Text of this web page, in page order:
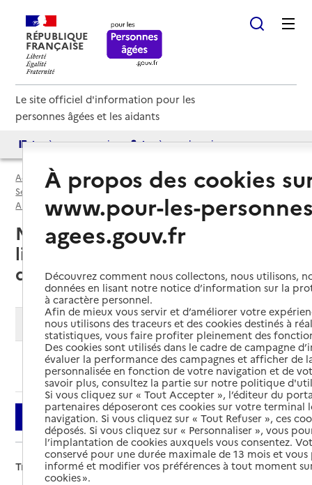
RÉPUBLIQUE
FRANÇAISE
Le site officiel d'information pour les
personnes âgées et les aidants
Accès aux annuaires Accès par besoin
Accueil
Espace annuaire
Services autonomie à domicile (aide et soins) par département
Alpes-Maritimes (06)
Service autonomie à domicile (aide et soins)
Mandelieu-la-Napoule (06210) :
liste des services autonomie à
domicile (aide et soins)
Modifier ma recherche
Ajouter cette recherche aux favoris
Filtrer
Trier par :
À propos des cookies
www.pour-les-
agees.gouv.fr
Découvrez comment nous collectons, nous utilisons,
données en lisant notre notice d’information sur la
à caractère personnel.
Afin de mieux vous servir et d’améliorer votre
nous utilisons des traceurs et des cookies destinés à
statistiques, vous faire profiter pleinement des
Des cookies sont utilisés dans le cadre de campagne
évaluer la performance des campagnes et afficher de
personnalisée en fonction de votre navigation et de
savoir plus, consultez la partie sur notre politique
Si vous cliquez sur « Tout Accepter », l’éditeur du
partenaires déposeront ces cookies sur votre terminal
navigation. Si vous cliquez sur « Tout Refuser », ces
déposés. Si vous cliquez sur « Personnaliser », vous
l’implantation de cookies auxquels vous consentez.
conservé pour une durée maximale de 13 mois et
informé et modifier vos préférences à tout moment
cookies ».